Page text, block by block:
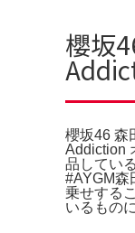
櫻坂
櫻坂46 森
Addiction
品してい
#AYGM森
乗せする
いるもの